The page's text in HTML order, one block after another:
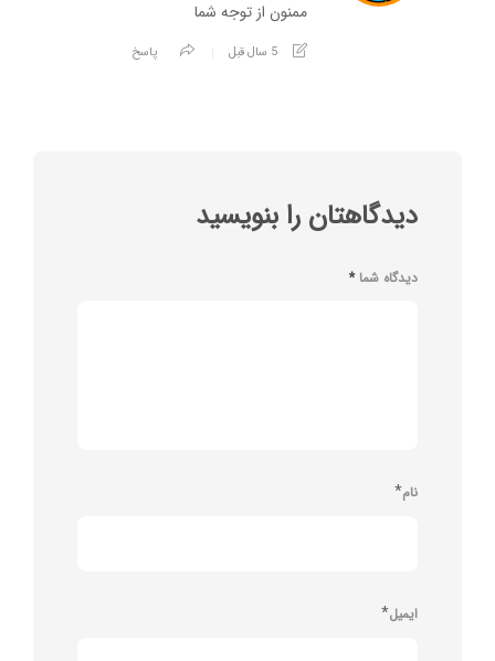
ممنون از توجه شما
5 سال قبل پاسخ
دیدگاهتان را بنویسید
دیدگاه شما*
نام*
ایمیل*